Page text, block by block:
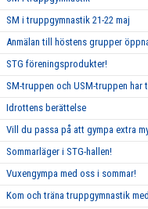
SM i truppgymnastik 21-22 maj
Anmälan till höstens grupper
STG föreningsprodukter!
SM-truppen och USM-truppen har
Idrottens berättelse
Vill du passa på att gympa extra
Sommarläger i STG-hallen!
Vuxengympa med oss i sommar!
Kom och träna truppgymnastik